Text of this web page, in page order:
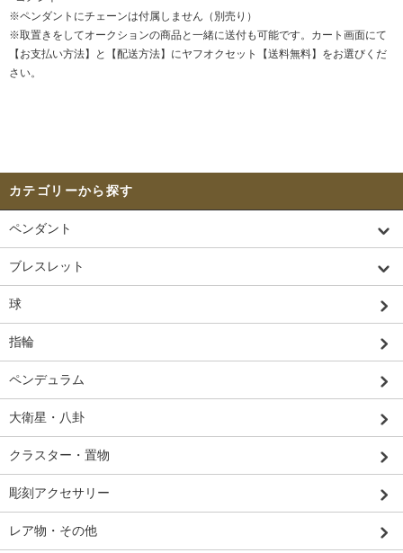
※ペンダントにチェーンは付属しません（別売り）
※取置きをしてオークションの商品と一緒に送付も可能です。カート画面にて
【お支払い方法】と【配送方法】にヤフオクセット【送料無料】をお選びくだ
さい。
カテゴリーから探す
ペンダント
ブレスレット
球
指輪
ペンデュラム
大衛星・八卦
クラスター・置物
彫刻アクセサリー
レア物・その他